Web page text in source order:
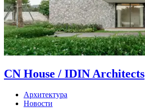
CN House / IDIN Architects
Архитектура
Новости